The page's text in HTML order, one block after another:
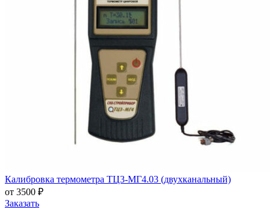
Калибровка термометра ТЦ3-МГ4.03 (двухканальный)
от 3500 ₽
Заказать